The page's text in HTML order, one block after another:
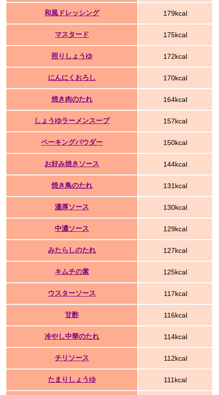
和風ドレッシング 179kcal
マスタード 175kcal
照りしょうゆ 172kcal
にんにくおろし 170kcal
焼き肉のたれ 164kcal
しょうゆラーメンスープ 157kcal
ベーキングパウダー 150kcal
お好み焼きソース 144kcal
焼き鳥のたれ 131kcal
濃厚ソース 130kcal
中濃ソース 129kcal
みたらしのたれ 127kcal
キムチの素 125kcal
ウスターソース 117kcal
甘酢 116kcal
冷やし中華のたれ 114kcal
チリソース 112kcal
たまりしょうゆ 111kcal